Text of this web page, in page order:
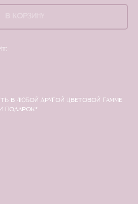
В ЛЮБОЙ ДРУГОЙ ЦВЕТОВОЙ ГАММЕ
подарок*